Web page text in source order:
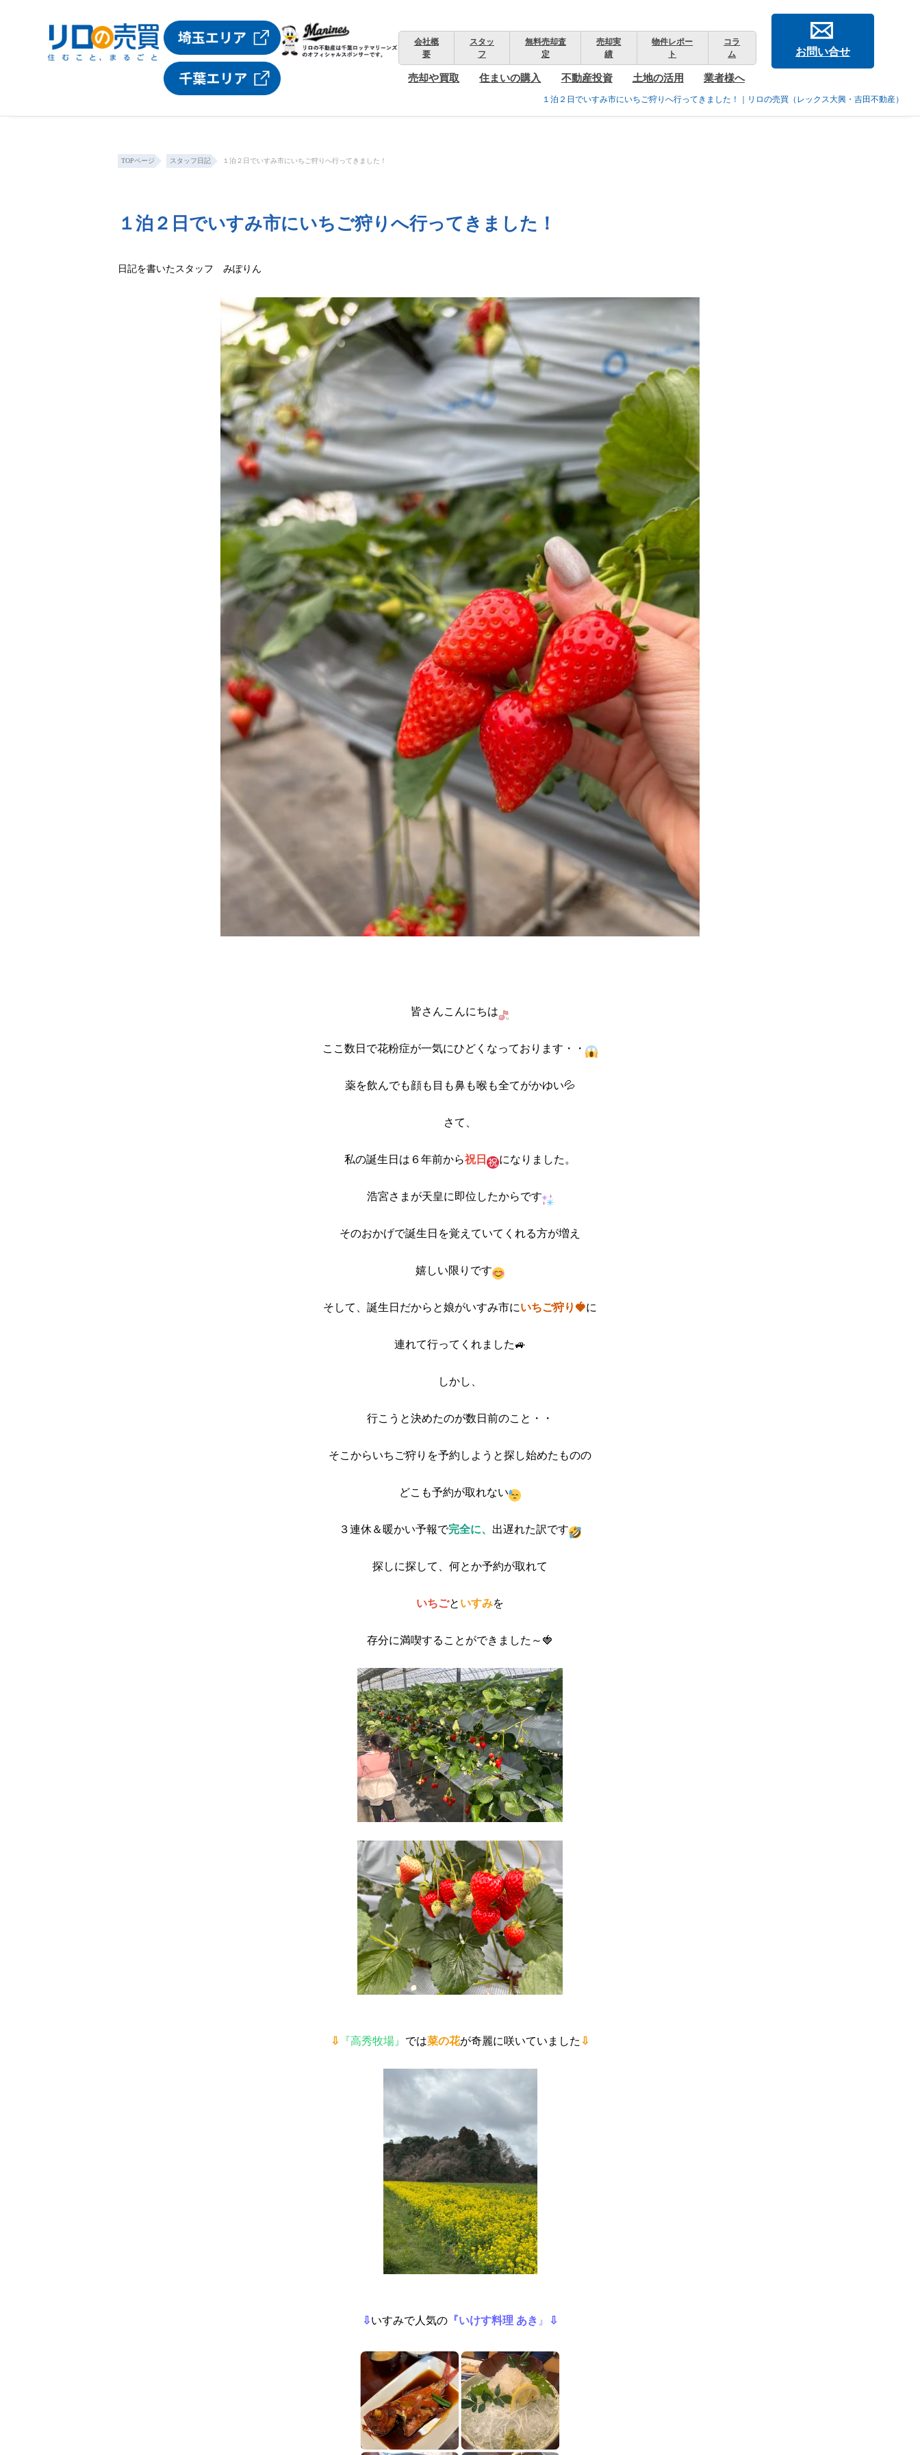
１泊２日でいすみ市にいちご狩りへ行ってきました！｜リロの売買（レックス大興・吉田不動産）
会社概
要
スタッ
フ
無料売却査
定
売却実
績
物件レポー
ト
コラ
ム
売却や買取 住まいの購入 不動産投資 土地の活用 業者様へ
お問い合せ
TOPページ スタッフ日記 １泊２日でいすみ市にいちご狩りへ行ってきました！
１泊２日でいすみ市にいちご狩りへ行ってきました！
日記を書いたスタッフ みぽりん
皆さんこんにちは
ここ数日で花粉症が一気にひどくなっております・・
薬を飲んでも顔も目も鼻も喉も全てがかゆい💦
さて、
私の誕生日は６年前から祝日 になりました。
浩宮さまが天皇に即位したからです
そのおかげで誕生日を覚えていてくれる方が増え
嬉しい限りです
そして、誕生日だからと娘がいすみ市にいちご狩り 🍓に
連れて行ってくれました🚙
しかし、
行こうと決めたのが数日前のこと・・
そこからいちご狩りを予約しようと探し始めたものの
どこも予約が取れない
３連休＆暖かい予報で完全に、 出遅れた訳です
探しに探して、何とか予約が取れて
いちごと いすみを
存分に満喫することができました～🍓
⇩ 『高秀牧場』 では菜の花が奇麗に咲いていました ⇩
⇩いすみで人気の 『いけす料理 あき 』 ⇩